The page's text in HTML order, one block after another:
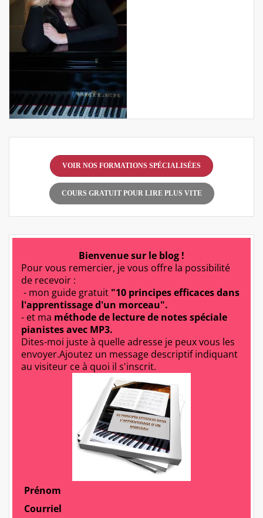
VOIR NOS FORMATIONS SPÉCIALISÉES
COURS GRATUIT POUR LIRE PLUS VITE